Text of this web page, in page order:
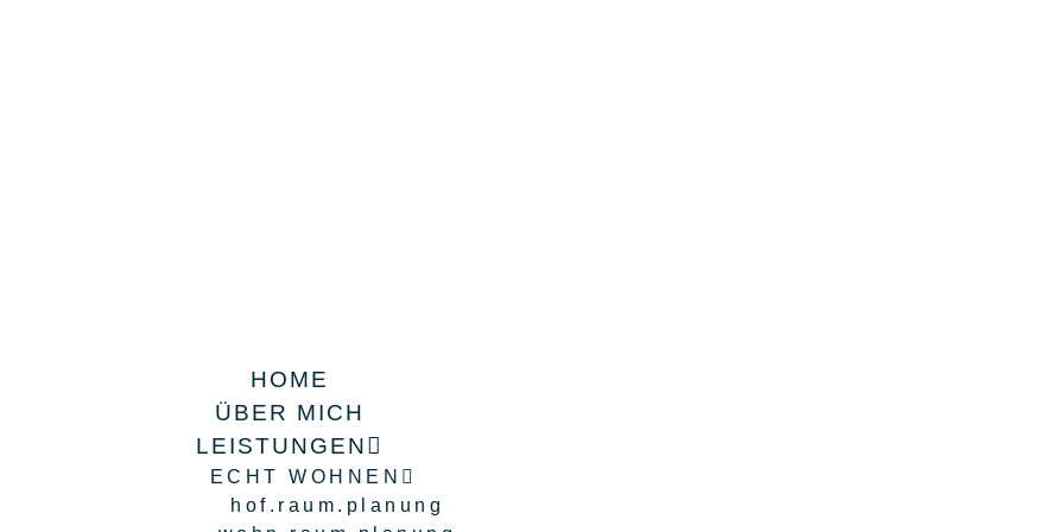
HOME
ÜBER MICH
LEISTUNGEN
ECHT WOHNEN
hof.raum.planung